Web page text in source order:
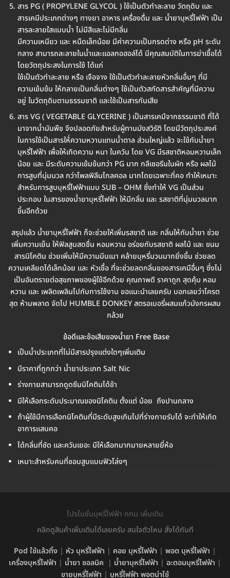
สาร PG ( PROPYLENE GLYCOL ) ใช้เป็นตัวทำละลาย วัตถุดิบ และ
สารเคมีประเภทต่างๆ ทางยา อาหาร เครื่องดื่ม และ น้ำยาบุหรี่ไฟฟ้า เป็น
สารละลายใสแบบน้ำ ไม่มีสีและไม่มีกลิ่น
มีความเหนียว และ หนืดเล็กน้อย มีค่าความเป็นกรดด่าง หรือ pH ระดับ
กลาง สามารถละลายในน้ำและแอลกอฮอล์ได้ มีคุณสมบัติในการฆ่าเชื้อได้
โดยวัตถุประสงในการใช้ ได้แก่
ใช้เป็นตัวทำละลาย หรือ เจือจาง ใช้เป็นตัวทำละลายหัวกลิ่นอื่นๆ ที่มี
ความเข้มข้น ให้กลายเป็นกลิ่นต่างๆ ใช้เป็นตัวสกัดสารสำคัญที่มีความ
อยู่ ในวัตถุดิบตามธรรมชาติ และใช้เป็นสารกันเสีย
สาร VG ( VEGETABLE GLYCERINE ) เป็นสารเคมีจากธรรมชาติ ที่ได้
มาจากน้ำมันพืช จึงปลอดภัยสำหรับผู้ทานมังสวิรัติ โดยมีวัตถุประสงค์
ในการใช้เป็นสารให้่ความหวานแทนน้ำตาล ส่วนใหญ่แล้ว จะใช้กับน้ำยา
บุหรี่ไฟฟ้า เพื่อให้เกิดความ หนา ในควัน โดย VG มีรสชาติหอมหวานเล็ก
น้อย และ มีระดับความเข้มข้นกว่า PG มาก กลีเซอรีนในผัก หรือ ผลไม้
การสูบที่นุ่มนวล กว่าโพลพิลีนไกลคอล มากโดยเฉพาะที่คอ ทำให้เหมาะ
สำหรับการสูบบุหรี่ไฟฟ้าแบบ SUB – OHM ซึ่งทำให้ VG เป็นส่วน
ประกอบ ในสารของน้ำยาบุหรี่ไฟฟ้า ให้มีกลิ่น และ รสชาติที่นุ่มนวลมาก
ขึ้นอีกด้วย
สรุปแล้ว น้ำยาบุหรี่ไฟฟ้า ก็จะช่วยให้เพิ่มรสชาติ และ กลิ่นให้กับน้ำยา ช่วย
เพิ่มความเย็น ให้ฟิลสูบสดชื่น หอมหวาน อร่อยกับรสชาติ ผลไม้ และ ขนม
สารนิโคติน ช่วยเพิ่มให้มีความมึนเมา คล้ายบุหรี่มวนมากยิ่งขึ้น ช่วยลด
ความเคลียดได้เล็กน้อย และ หัวเชื้อ ที่จะช่วยลดกลิ่นของสารเคมีอื่นๆ ซึ่งไม่
เป็นอันตรายต่อสุขภาพของผู้ใช้อีกด้วย คุณภาพดี ราคาถูก สุดคุ้ม หอม
หวาน และ เพลิดเพลินไปกับการใช้งาน ขอแนะนำเลยครับ บอกเลยว่าโครต
สุด ห้ามพลาด จัดไป HUMBLE DONKEY สตรอเบอรี่ผสมแก้วมังกรผสม
กล้วย
ข้อดีและข้อเสียของน้ำยา Free Base
เป็นน้ำประเภทที่ไม่มีสารปรุงแต่งใดๆเพิ่มเติม
มีราคาที่ถูกกว่า น้ำยาประเภท Salt Nic
ร่างกายสามารถดูดซึมนิโคตินได้ช้า
มีให้เลือกระดับประมาณของนิโคติน ตั้งแต่ น้อย ถึงปานกลาง
ถ้าผู้ใช้มีการเลือกนิโคตินที่มีระดับสูงเกินไปที่ร่างกายรับได้ จะทำให้เกิด
อาการแสบคอ
ได้กลิ่นที่ชัด และควันเยอะ มีให้เลือกมากมายหลายยี่ห้อ
เหมาะสำหรับคนที่ชอบสูบแบบฟิวโล่งๆ
โปรโมชั่นบุหรี่ไฟฟ้า กทม เพิ่มเติม
คลิกดูสินค้าเพิ่มเติมได้เลยครับ สนใจตัวไหน สั่งได้ทันที
Pod ใช้แล้วทิ้ง | หัว บุหรี่ไฟฟ้า | คอย บุหรี่ไฟฟ้า | พอต บุหรี่ไฟฟ้า |
เครื่องบุหรี่ไฟฟ้า | น้ำยา ซอลนิค | น้ำยาบุหรี่ไฟฟ้า | อะตอมบุหรี่ไฟฟ้า |
ขายบุหรี่ไฟฟ้า | บุหรี่ไฟฟ้า พอตน่าใช้